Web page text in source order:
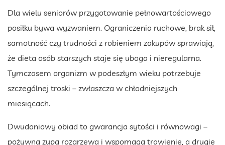
Dla wielu seniorów przygotowanie pełnowartościowego
posiłku bywa wyzwaniem. Ograniczenia ruchowe, brak sił,
samotność czy trudności z robieniem zakupów sprawiają,
że dieta osób starszych staje się uboga i nieregularna.
Tymczasem organizm w podeszłym wieku potrzebuje
szczególnej troski – zwłaszcza w chłodniejszych
miesiącach.
Dwudaniowy obiad to gwarancja sytości i równowagi –
pożywna zupa rozgrzewa i wspomaga trawienie, a drugie